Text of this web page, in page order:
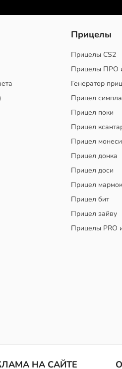
Прицелы
Прицелы CS2
Прицелы ПРО
Генератор
Прицел симпла
Прицел поки
Прицел
Прицел монеси
Прицел донка
Прицел доси
Прицел
Прицел бит
Прицел зайву
Прицелы PRO
НА САЙТЕ